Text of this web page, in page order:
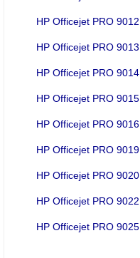
HP Officejet PRO 9012
HP Officejet PRO 9013
HP Officejet PRO 9014
HP Officejet PRO 9015
HP Officejet PRO 9016
HP Officejet PRO 9019
HP Officejet PRO 9020
HP Officejet PRO 9022
HP Officejet PRO 9025